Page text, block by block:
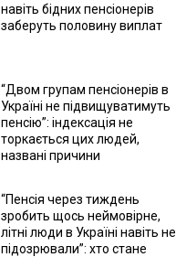
навіть бідних пенсіонерів
заберуть половину виплат
“Двом групам пенсіонерів в
Україні не підвищуватимуть
пенсію”: індексація не
торкається цих людей,
названі причини
“Пенсія через тиждень
зробить щось неймовірне,
літні люди в Україні навіть не
підозрювали”: хто стане